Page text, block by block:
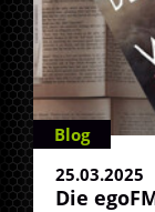
Blog
25.03.2025
Die